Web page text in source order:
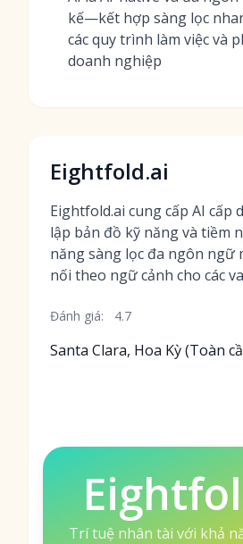
kế—kết hợp sàng lọc
các quy trình làm việc và
doanh nghiệp
Eightfold.ai
Eightfold.ai cung cấp AI cấp
lập bản đồ kỹ năng và tiềm
năng sàng lọc đa ngôn ngữ
nối theo ngữ cảnh cho các
Đánh giá: 4.7
Santa Clara, Hoa Kỳ (Toàn
Trí tuệ nhân tài với khả